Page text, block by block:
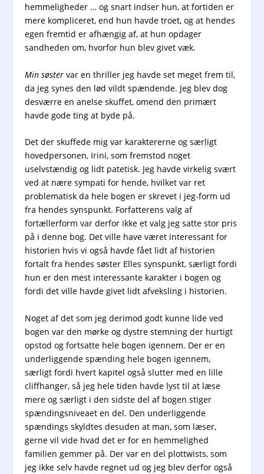
hemmeligheder … og snart indser hun, at fortiden er
mere kompliceret, end hun havde troet, og at hendes
egen fremtid er afhængig af, at hun opdager
sandheden om, hvorfor hun blev givet væk.
Min søstervar en thriller jeg havde set meget frem til,
da jeg synes den lød vildt spændende. Jeg blev dog
desværre en anelse skuffet, omend den primært
havde gode ting at byde på.
Det der skuffede mig var karaktererne og særligt
hovedpersonen, Irini, som fremstod noget
uselvstændig og lidt patetisk. Jeg havde virkelig svært
ved at nære sympati for hende, hvilket var ret
problematisk da hele bogen er skrevet i jeg-form ud
fra hendes synspunkt. Forfatterens valg af
fortællerform var derfor ikke et valg jeg satte stor pris
på i denne bog. Det ville have været interessant for
historien hvis vi også havde fået lidt af historien
fortalt fra hendes søster Elles synspunkt, særligt fordi
hun er den mest interessante karakter i bogen og
fordi det ville havde givet lidt afveksling i historien.
Noget af det som jeg derimod godt kunne lide ved
bogen var den mørke og dystre stemning der hurtigt
opstod og fortsatte hele bogen igennem. Der er en
underliggende spænding hele bogen igennem,
særligt fordi hvert kapitel også slutter med en lille
cliffhanger, så jeg hele tiden havde lyst til at læse
mere og særligt i den sidste del af bogen stiger
spændingsniveaet en del. Den underliggende
spændings skyldtes desuden at man, som læser,
gerne vil vide hvad det er for en hemmelighed
familien gemmer på. Der var en del plottwists, som
jeg ikke selv havde regnet ud og jeg blev derfor også